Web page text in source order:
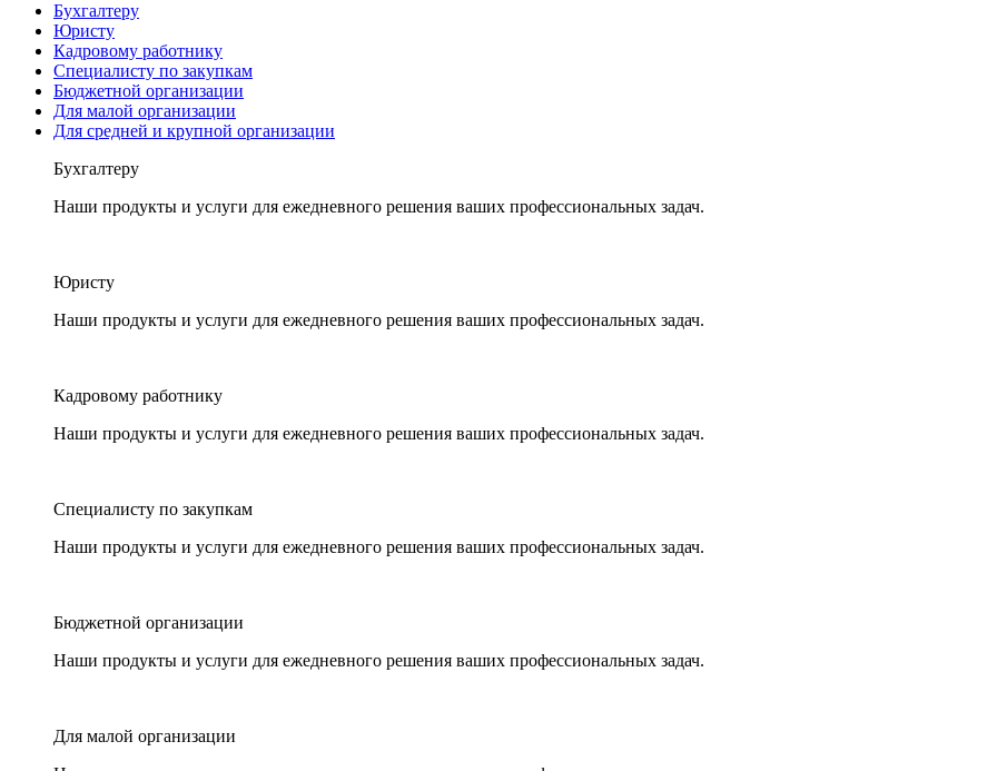
Бухгалтеру
Юристу
Кадровому работнику
Специалисту по закупкам
Бюджетной организации
Для малой организации
Для средней и крупной организации
Бухгалтеру
Наши продукты и услуги для ежедневного решения ваших профессиональных задач.
Юристу
Наши продукты и услуги для ежедневного решения ваших профессиональных задач.
Кадровому работнику
Наши продукты и услуги для ежедневного решения ваших профессиональных задач.
Специалисту по закупкам
Наши продукты и услуги для ежедневного решения ваших профессиональных задач.
Бюджетной организации
Наши продукты и услуги для ежедневного решения ваших профессиональных задач.
Для малой организации